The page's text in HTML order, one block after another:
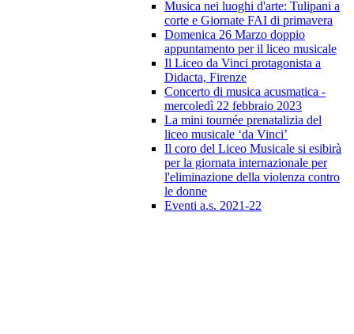
Musica nei luoghi d'arte: Tulipani a
corte e Giornate FAI di primavera
Domenica 26 Marzo doppio
appuntamento per il liceo musicale
Il Liceo da Vinci protagonista a
Didacta, Firenze
Concerto di musica acusmatica -
mercoledì 22 febbraio 2023
La mini tournée prenatalizia del
liceo musicale ‘da Vinci’
Il coro del Liceo Musicale si esibirà
per la giornata internazionale per
l'eliminazione della violenza contro
le donne
Eventi a.s. 2021-22